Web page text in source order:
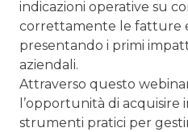
indicazioni operative su
correttamente le fatture
presentando i primi
aziendali.
Attraverso questo
l’opportunità di acquisire
strumenti pratici per